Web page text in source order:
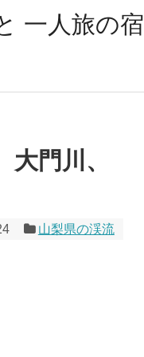
一人旅の宿
門川、
山梨県の渓流